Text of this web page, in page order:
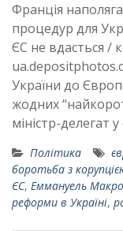
Франція
процедур для
ЄС не вдасться /
України до
жодних
міністр-делегат
Політика
боротьба з
ЄС, Еммануель
реформи в Україні,